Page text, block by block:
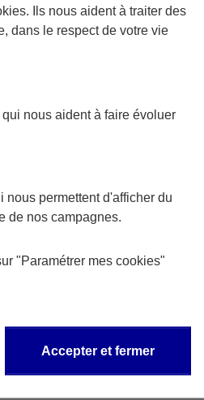
. Ils nous aident à traiter des
dans le respect de votre vie
nous aident à faire évoluer
nous permettent d'afficher du
de nos campagnes.
"Paramétrer mes cookies"
Accepter et fermer